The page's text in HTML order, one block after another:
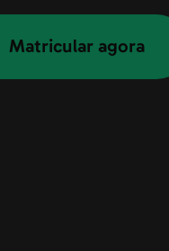
Matricular agora